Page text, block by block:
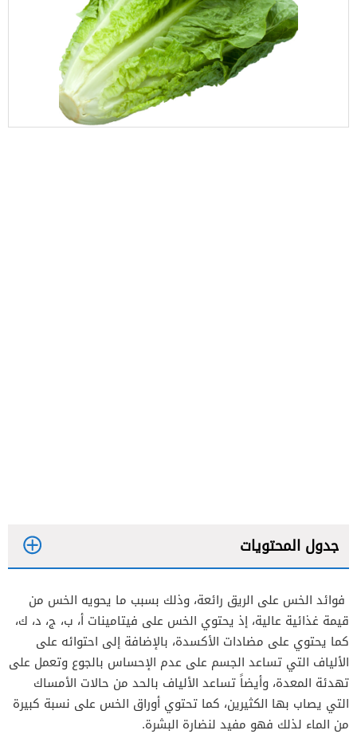
جدول المحتويات
غير أن هناك فوائد للخس يستفيد منها الرجال نذكر
منها:
ماسكات الخس للبشرة
فوائد الخس على الريق رائعة، وذلك بسبب ما يحويه الخس من
قيمة غذائية عالية، إذ يحتوي الخس على فيتامينات أ، ب، ج، د، ك،
كما يحتوي على مضادات الأكسدة، بالإضافة إلى احتوائه على
الألياف التي تساعد الجسم على عدم الإحساس بالجوع وتعمل على
تهدئة المعدة، وأيضاً تساعد الألياف بالحد من حالات الأمساك
التي يصاب بها الكثيرين، كما تحتوي أوراق الخس على نسبة كبيرة
من الماء لذلك فهو مفيد لنضارة البشرة.